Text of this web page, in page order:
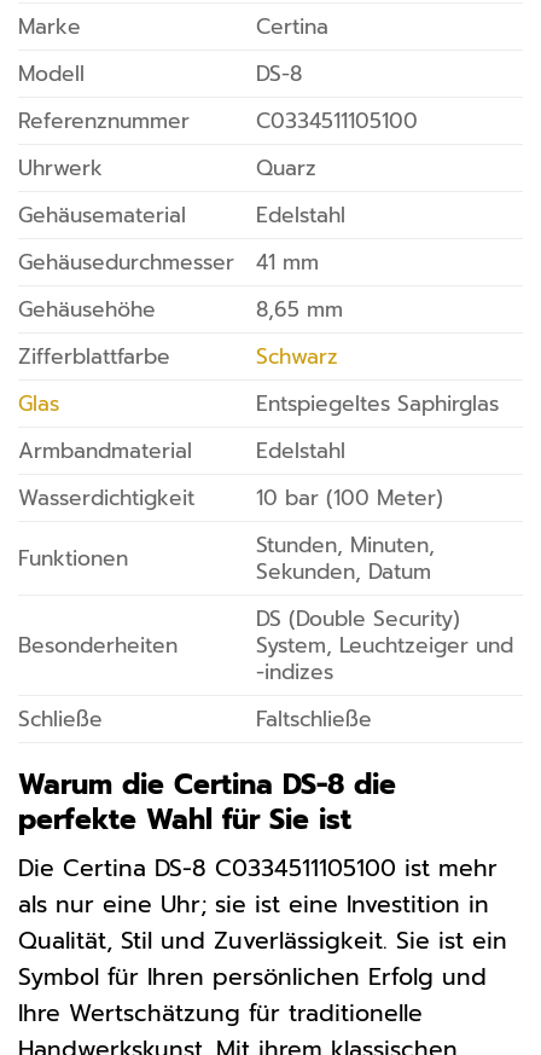
Marke
Certina
Modell
DS-8
Referenznummer
C0334511105100
Uhrwerk
Quarz
Gehäusematerial
Edelstahl
Gehäusedurchmesser
41 mm
Gehäusehöhe
8,65 mm
Zifferblattfarbe
Schwarz
Glas
Entspiegeltes Saphirglas
Armbandmaterial
Edelstahl
Wasserdichtigkeit
10 bar (100 Meter)
Funktionen
Stunden, Minuten,
Sekunden, Datum
Besonderheiten
DS (Double Security)
System, Leuchtzeiger und
-indizes
Schließe
Faltschließe
Warum die Certina DS-8 die
perfekte Wahl für Sie ist
Die Certina DS-8 C0334511105100 ist mehr
als nur eine Uhr; sie ist eine Investition in
Qualität, Stil und Zuverlässigkeit. Sie ist ein
Symbol für Ihren persönlichen Erfolg und
Ihre Wertschätzung für traditionelle